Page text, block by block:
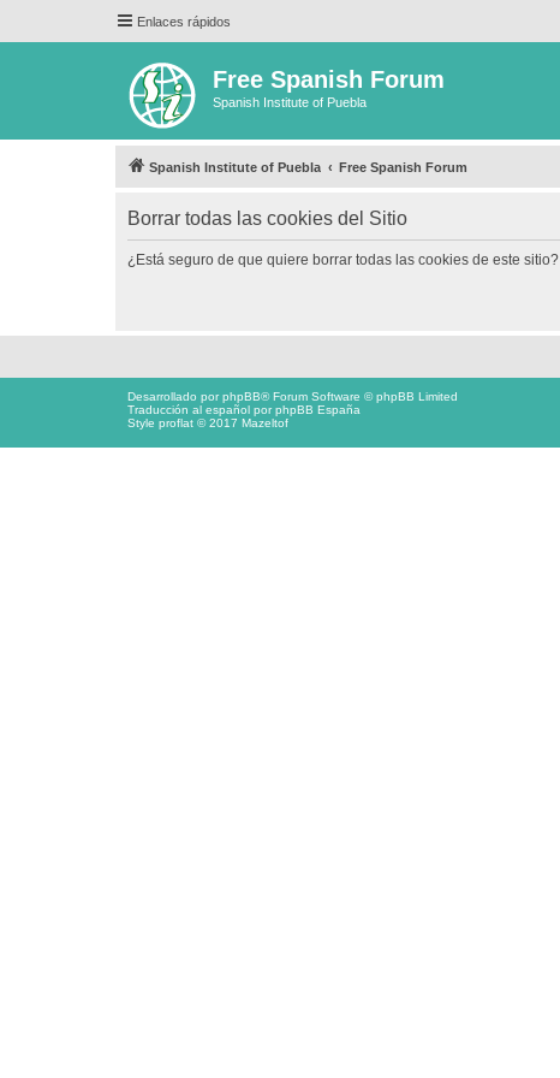
Enlaces rápidos
Free Spanish Forum
Spanish Institute of Puebla
Spanish Institute of Puebla Free Spanish Forum
Borrar todas las cookies del Sitio
¿Está seguro de que quiere borrar todas las cookies de este sitio?
Desarrollado porphpBB® Forum Software © phpBB Limited
Traducción al español porphpBB España
Style proflat © 2017 Mazeltof